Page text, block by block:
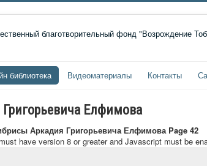
библиотека Видеоматериалы Контакты
Елфимова
Аркадия Григорьевича Елфимова Page 42
have version 8 or greater and Javascript must be